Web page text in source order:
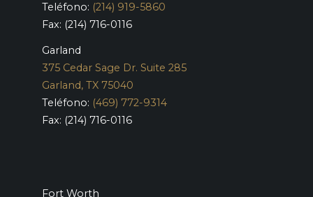
Teléfono: (214) 919-5860
Fax: (214) 716-0116
Garland
375 Cedar Sage Dr. Suite 285
Garland, TX 75040
Teléfono: (469) 772-9314
Fax: (214) 716-0116
Fort Worth